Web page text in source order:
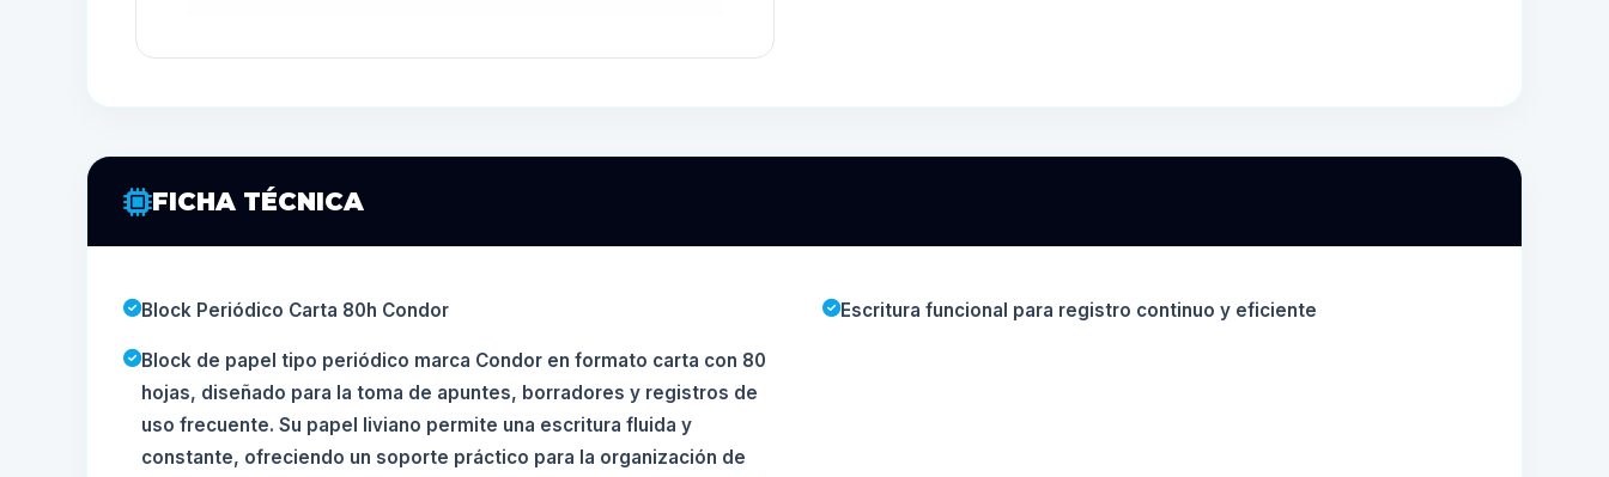
FICHA TÉCNICA
Block Periódico Carta 80h Condor Escritura funcional para registro continuo y eficiente
Block de papel tipo periódico marca Condor en formato carta con 80
hojas, diseñado para la toma de apuntes, borradores y registros de
uso frecuente. Su papel liviano permite una escritura fluida y
constante, ofreciendo un soporte práctico para la organización de